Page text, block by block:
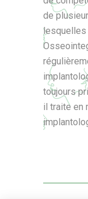
de
lesquelles
toujours
il traite en